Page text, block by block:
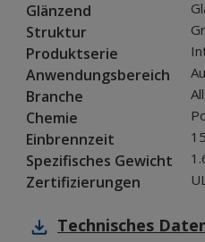
Glänzend
Struktur
Produktserie
Anwendungsbereich
Branche
Chemie
Einbrennzeit
Spezifisches Gewicht
Zertifizierungen
Technisches